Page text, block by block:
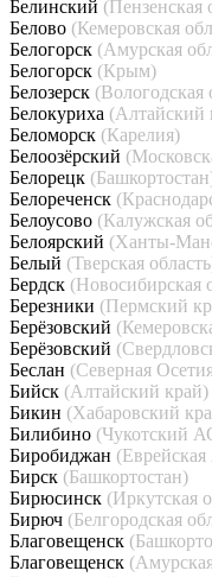
Белинский (Пензенская
Белово (Кемеровская
Белогорск (Амурская
Белогорск (Крым)
Белозерск (Вологодская
Белокуриха (Алтайский
Беломорск (Карелия)
Белоозёрский
Белорецк
Белореченск
Белоусово (Калужская
Белоярский (Ханты-
Белый (Тверская
Бердск (Новосибирская
Березники (Пермский
Берёзовский
Берёзовский
Беслан (Северная
Бийск (Алтайский край)
Бикин (Хабаровский
Билибино (Чукотский
Биробиджан
Бирск (Башкортостан)
Бирюсинск (Иркутская
Бирюч (Белгородская
Благовещенск
Благовещенск